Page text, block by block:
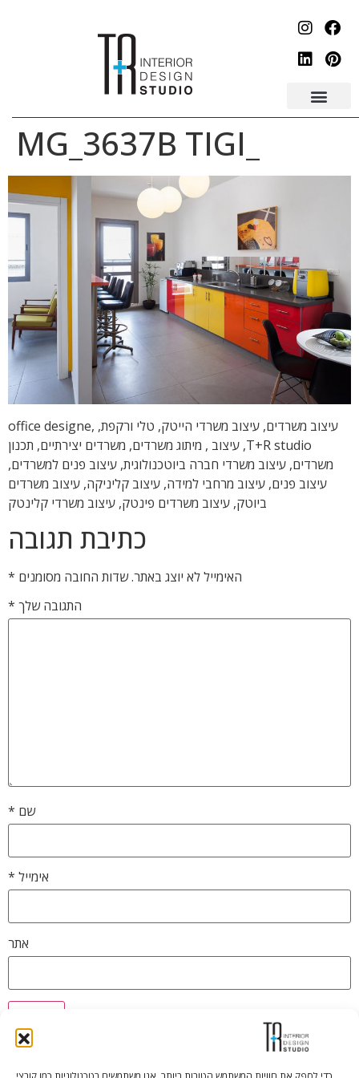
עיצוב משרדים, עיצוב משרדי הייטק, טלי ורקפת, office designe,
T+R studio, עיצוב , מיתוג משרדים, משרדים יצירתיים, תכנון
משרדים, עיצוב משרדי חברה ביוטכנולוגית, עיצוב פנים למשרדים,
עיצוב פנים, עיצוב מרחבי למידה, עיצוב קליניקה, עיצוב משרדים
ביוטק, עיצוב משרדים פינטק, עיצוב משרדי קלינטק
כתיבת תגובה
האימייל לא יוצג באתר.שדות החובה מסומנים *
התגובה שלך *
שם *
אימייל *
אתר